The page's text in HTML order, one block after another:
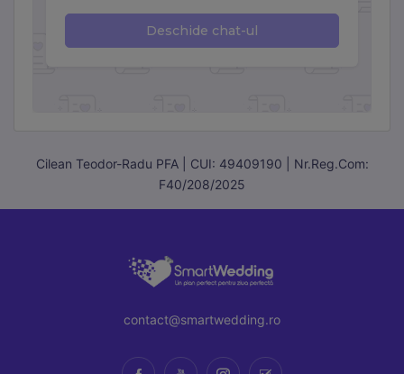
Cilean Teodor-Radu PFA | CUI: 49409190 | Nr.Reg.Com:
F40/208/2025
contact@smartwedding.ro